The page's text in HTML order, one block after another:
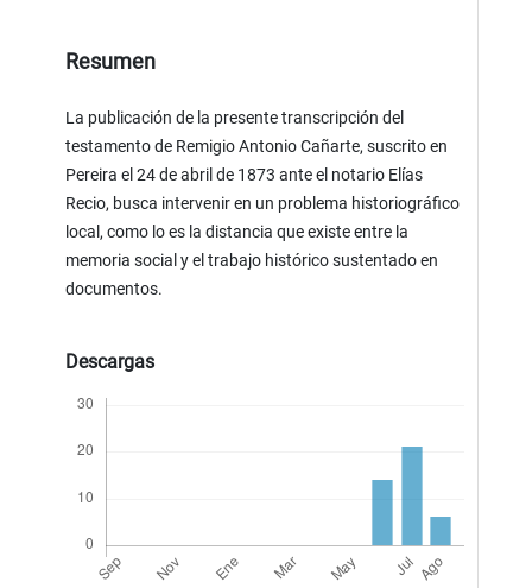
Resumen
La publicación de la presente transcripción del
testamento de Remigio Antonio Cañarte, suscrito en
Pereira el 24 de abril de 1873 ante el notario Elías
Recio, busca intervenir en un problema historiográfico
local, como lo es la distancia que existe entre la
memoria social y el trabajo histórico sustentado en
documentos.
Descargas